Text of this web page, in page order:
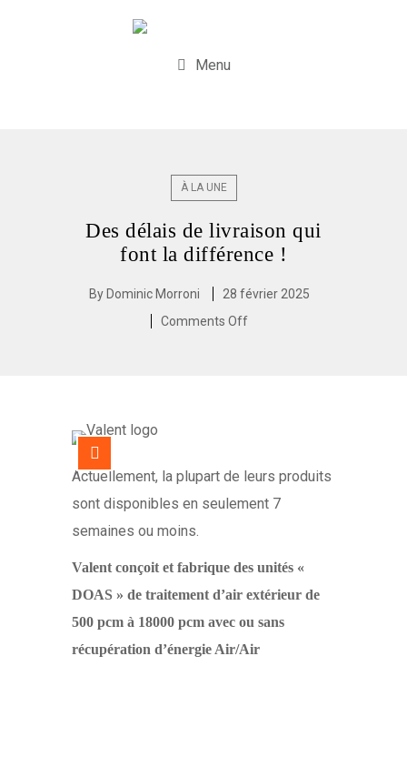
Menu
À LA UNE
Des délais de livraison qui
font la différence !
By Dominic Morroni
28 février 2025
Comments Off
Actuellement, la plupart de leurs produits
sont disponibles en seulement 7
semaines ou moins.
Valent conçoit et fabrique des unités «
DOAS » de traitement d’air extérieur de
500 pcm à 18000 pcm avec ou sans
récupération d’énergie Air/Air